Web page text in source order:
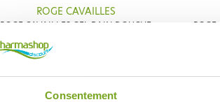
Consentement
ROGE CAVAILLES
ROGE CAVAILLES GEL BAIN DOUCHE
14,30 €
AÑADIR A LA CESTA